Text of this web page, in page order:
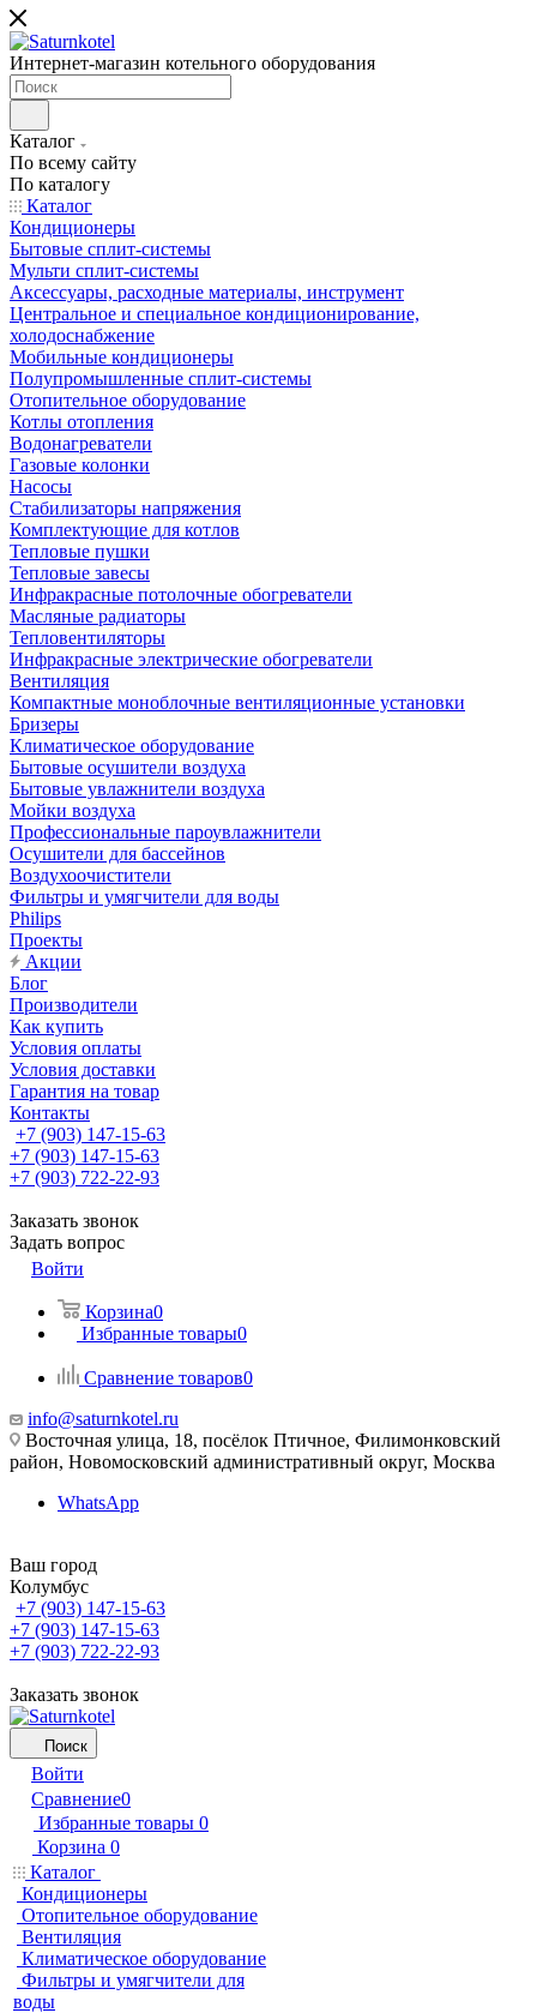
Интернет-магазин котельного оборудования
Каталог
По всему сайту
По каталогу
Каталог
Кондиционеры
Бытовые сплит-системы
Мульти сплит-системы
Аксессуары, расходные материалы, инструмент
Центральное и специальное кондиционирование,
холодоснабжение
Мобильные кондиционеры
Полупромышленные сплит-системы
Отопительное оборудование
Котлы отопления
Водонагреватели
Газовые колонки
Насосы
Стабилизаторы напряжения
Комплектующие для котлов
Тепловые пушки
Тепловые завесы
Инфракрасные потолочные обогреватели
Масляные радиаторы
Тепловентиляторы
Инфракрасные электрические обогреватели
Вентиляция
Компактные моноблочные вентиляционные установки
Бризеры
Климатическое оборудование
Бытовые осушители воздуха
Бытовые увлажнители воздуха
Мойки воздуха
Профессиональные пароувлажнители
Осушители для бассейнов
Воздухоочистители
Фильтры и умягчители для воды
Philips
Проекты
Акции
Блог
Производители
Как купить
Условия оплаты
Условия доставки
Гарантия на товар
Контакты
+7 (903) 147-15-63
+7 (903) 147-15-63
+7 (903) 722-22-93
Заказать звонок
Задать вопрос
Войти
Корзина0
Избранные товары0
Сравнение товаров0
info@saturnkotel.ru
Восточная улица, 18, посёлок Птичное, Филимонковский
район, Новомосковский административный округ, Москва
WhatsApp
Ваш город
Колумбус
+7 (903) 147-15-63
+7 (903) 147-15-63
+7 (903) 722-22-93
Заказать звонок
Поиск
Войти
Сравнение0
Избранные товары 0
Корзина 0
Каталог
Кондиционеры
Отопительное оборудование
Вентиляция
Климатическое оборудование
Фильтры и умягчители для
воды